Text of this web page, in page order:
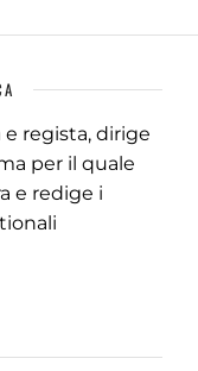
regista, dirige
per il quale
e redige i